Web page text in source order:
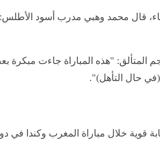
قال محمد وهبي مدرب أسود الأطلس:
المتألق: "هذه المباراة جاءت مبكرة
(في حال التأهل)".